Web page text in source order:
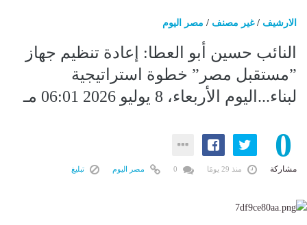
الارشيف /غير مصنف / مصر اليوم
النائب حسين أبو العطا: إعادة تنظيم جهاز
”مستقبل مصر” خطوة استراتيجية
لبناء...اليوم الأربعاء، 8 يوليو 2026 06:01 مـ
0
مشاركة منذ 29 يومًا مصر اليوم تبليغ